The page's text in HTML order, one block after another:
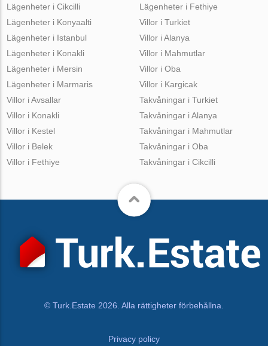
Lägenheter i Cikcilli
Lägenheter i Fethiye
Lägenheter i Konyaalti
Lägenheter i Istanbul
Lägenheter i Konakli
Lägenheter i Mersin
Lägenheter i Marmaris
Villor i Turkiet
Villor i Alanya
Villor i Mahmutlar
Villor i Oba
Villor i Kargicak
Villor i Avsallar
Villor i Konakli
Villor i Kestel
Villor i Belek
Villor i Fethiye
Takvåningar i Turkiet
Takvåningar i Alanya
Takvåningar i Mahmutlar
Takvåningar i Oba
Takvåningar i Cikcilli
© Turk.Estate 2026. Alla rättigheter förbehållna.
Privacy policy